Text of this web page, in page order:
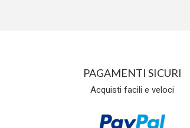
PAGAMENTI SICURI
Acquisti facili e veloci